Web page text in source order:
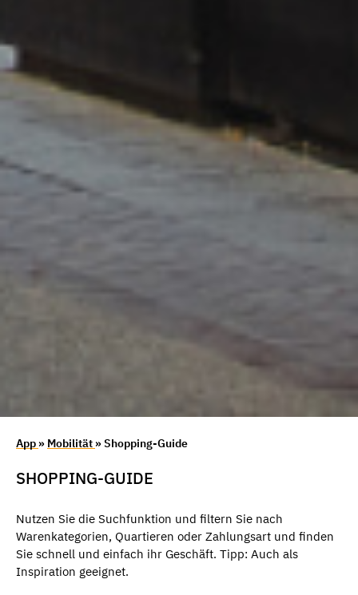
App » Mobilität » Shopping-Guide
SHOPPING-GUIDE
Nutzen Sie die Suchfunktion und filtern Sie nach
Warenkategorien, Quartieren oder Zahlungsart und finden
Sie schnell und einfach ihr Geschäft. Tipp: Auch als
Inspiration geeignet.